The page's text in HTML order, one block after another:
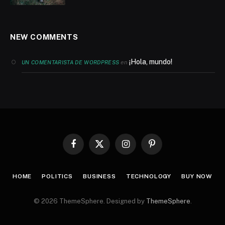
NEW COMMENTS
UN COMENTARISTA DE WORDPRESS en¡Hola, mundo!
Facebook
X
InstagramPinterest
HOME POLITICS BUSINESS TECHNOLOGY BUY NOW
© 2026 ThemeSphere. Designed by ThemeSphere.